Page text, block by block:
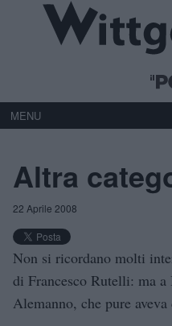
MENU
Altra
22 Aprile 2008
Non si ricordano molti
di Francesco Rutelli: ma
Alemanno, che pure